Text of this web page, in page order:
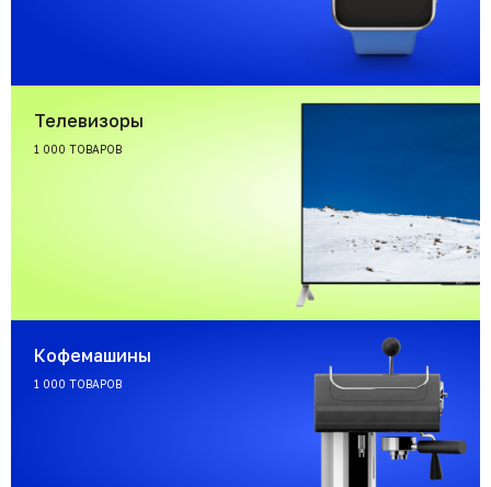
Телевизоры
1 000 ТОВАРОВ
Кофемашины
1 000 ТОВАРОВ